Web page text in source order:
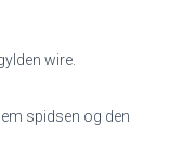
wire.
spidsen og den